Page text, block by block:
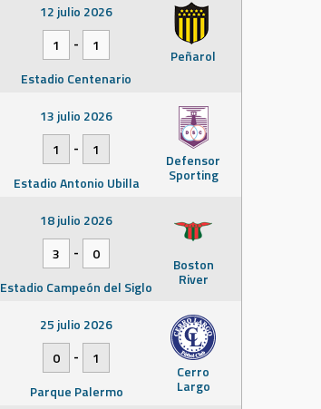
Peñarol
12 julio 2026
1
-
1
Estadio Centenario
Defensor
Sporting
13 julio 2026
1
-
1
Estadio Antonio Ubilla
Boston
River
18 julio 2026
3
-
0
Estadio Campeón del Siglo
Cerro
Largo
25 julio 2026
0
-
1
Parque Palermo